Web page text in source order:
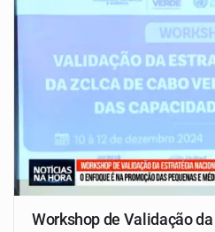
Workshop de Validação